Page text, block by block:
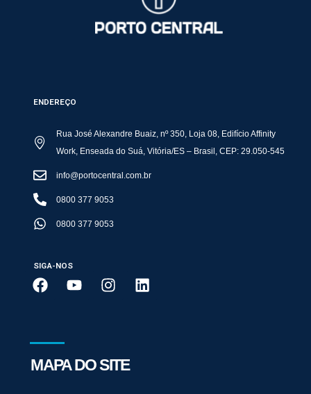
ENDEREÇO
Rua José Alexandre Buaiz, nº 350, Loja 08, Edifício Affinity
Work, Enseada do Suá, Vitória/ES – Brasil, CEP: 29.050-545
info@portocentral.com.br
0800 377 9053
0800 377 9053
SIGA-NOS
MAPA DO SITE